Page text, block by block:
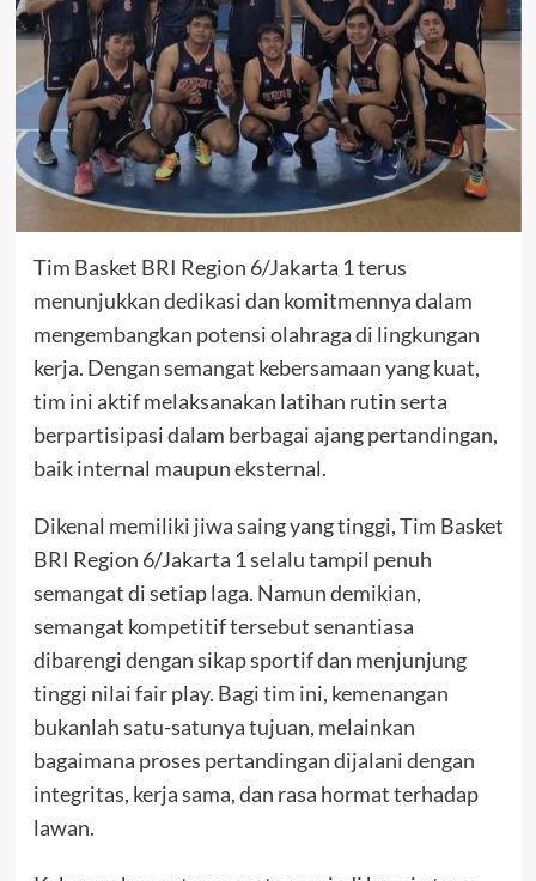
Tim Basket BRI Region 6/Jakarta 1 terus
menunjukkan dedikasi dan komitmennya dalam
mengembangkan potensi olahraga di lingkungan
kerja. Dengan semangat kebersamaan yang kuat,
tim ini aktif melaksanakan latihan rutin serta
berpartisipasi dalam berbagai ajang pertandingan,
baik internal maupun eksternal.
Dikenal memiliki jiwa saing yang tinggi, Tim Basket
BRI Region 6/Jakarta 1 selalu tampil penuh
semangat di setiap laga. Namun demikian,
semangat kompetitif tersebut senantiasa
dibarengi dengan sikap sportif dan menjunjung
tinggi nilai fair play. Bagi tim ini, kemenangan
bukanlah satu-satunya tujuan, melainkan
bagaimana proses pertandingan dijalani dengan
integritas, kerja sama, dan rasa hormat terhadap
lawan.